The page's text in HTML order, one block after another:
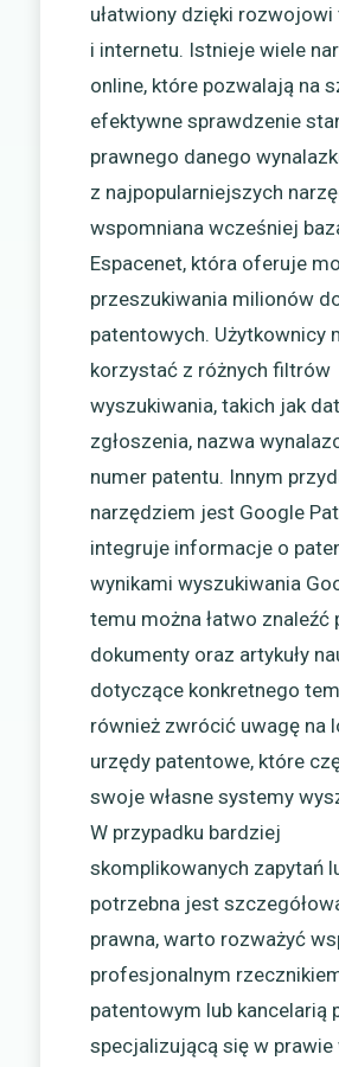
ułatwiony dzięki
i internetu. Istnieje wiele
online, które pozwalają na
efektywne sprawdzenie
prawnego danego
z najpopularniejszych
wspomniana wcześniej
Espacenet, która oferuje
przeszukiwania milionów
patentowych. Użytkownicy
korzystać z różnych filtrów
wyszukiwania, takich jak
zgłoszenia, nazwa
numer patentu. Innym
narzędziem jest Google
integruje informacje o
wynikami wyszukiwania
temu można łatwo znaleźć
dokumenty oraz artykuły
dotyczące konkretnego
również zwrócić uwagę na
urzędy patentowe, które
swoje własne systemy
W przypadku bardziej
skomplikowanych zapytań
potrzebna jest
prawna, warto rozważyć
profesjonalnym
patentowym lub kancelarią
specjalizującą się w prawie